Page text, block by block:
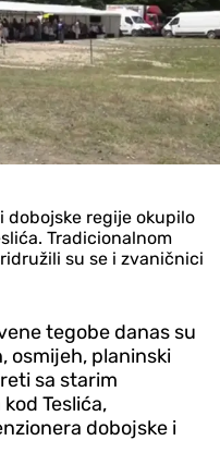
dobojske regije okupilo
Tradicionalnom
su se i zvaničnici
tegobe danas su
osmijeh, planinski
sa starim
Teslića,
dobojske i